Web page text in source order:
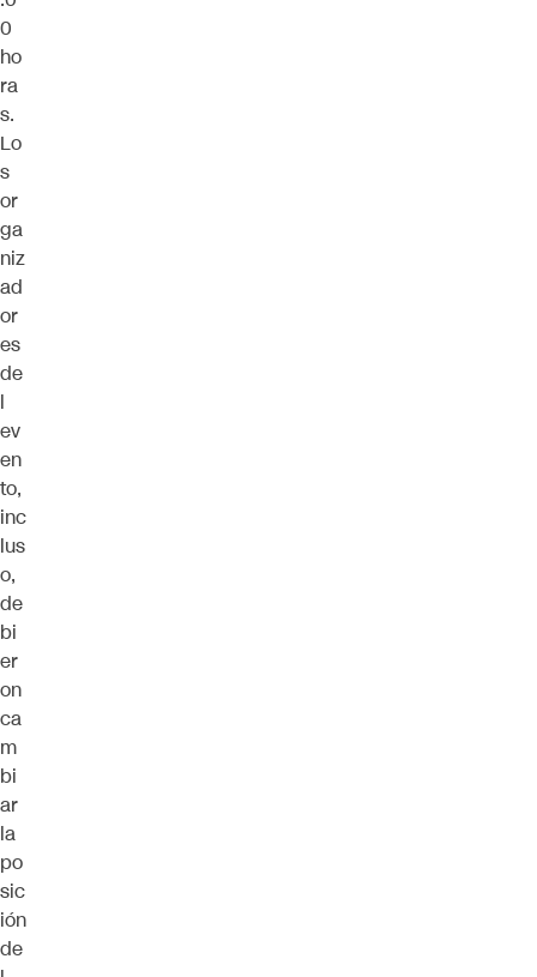
0
ho
ra
s.
Lo
s
or
ga
niz
ad
or
es
de
l
ev
en
to,
inc
lus
o,
de
bi
er
on
ca
m
bi
ar
la
po
sic
ión
de